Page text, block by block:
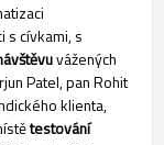
s cívkami, s
vážených
Patel, pan Rohit
klienta,
testování